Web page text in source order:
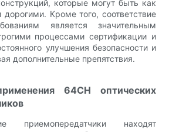
которые могут быть как
Кроме того, соответствие
является значительным
процессами сертификации и
улучшения безопасности и
дополнительные препятствия.
64CH оптических
приемопередатчики находят